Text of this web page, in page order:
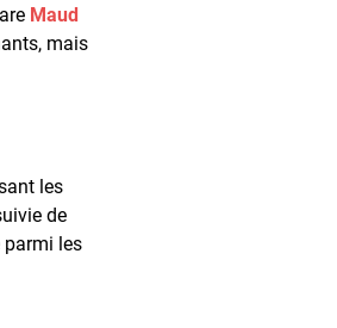
Maud
mais
les
de
parmi les